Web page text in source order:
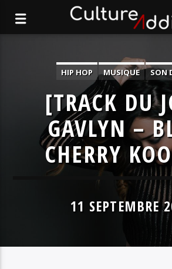
JUST FINE
HIP HOP MUSIQUE SON
[TRACK DU
GAVLYN –
CHERRY
11 SEPTEMBRE